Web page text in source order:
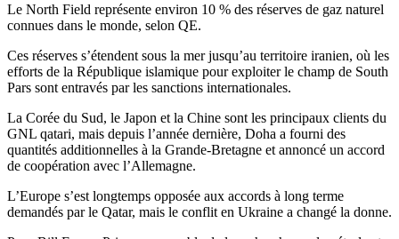
Le North Field représente environ 10 % des réserves de gaz naturel
connues dans le monde, selon QE.
Ces réserves s’étendent sous la mer jusqu’au territoire iranien, où les
efforts de la République islamique pour exploiter le champ de South
Pars sont entravés par les sanctions internationales.
La Corée du Sud, le Japon et la Chine sont les principaux clients du
GNL qatari, mais depuis l’année dernière, Doha a fourni des
quantités additionnelles à la Grande-Bretagne et annoncé un accord
de coopération avec l’Allemagne.
L’Europe s’est longtemps opposée aux accords à long terme
demandés par le Qatar, mais le conflit en Ukraine a changé la donne.